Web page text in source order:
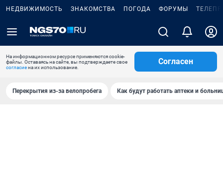
НЕДВИЖИМОСТЬ ЗНАКОМСТВА ПОГОДА ФОРУМЫ
На информационном ресурсе применяются cookie-
файлы. Оставаясь на сайте, вы подтверждаете свое
согласиена их использование.
Согласен
Перекрытия из-за велопробега Как будут работать аптеки и